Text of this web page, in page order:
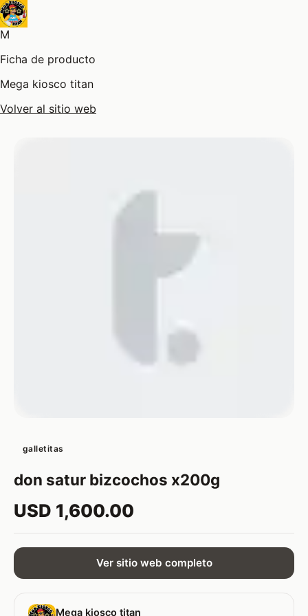
M
Ficha de producto
Mega kiosco titan
Volver al sitio web
galletitas
don satur bizcochos x200g
USD 1,600.00
Ver sitio web completo
Mega kiosco titan